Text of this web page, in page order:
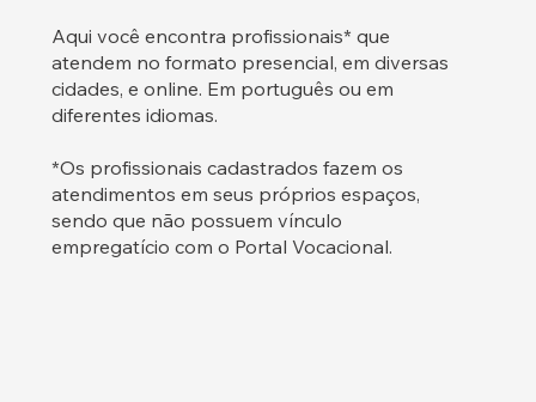
Aqui você encontra profissionais* que
atendem no formato presencial, em diversas
cidades, e online. Em português ou em
diferentes idiomas.
*Os profissionais cadastrados fazem os
atendimentos em seus próprios espaços,
sendo que não possuem vínculo
empregatício com o Portal Vocacional.